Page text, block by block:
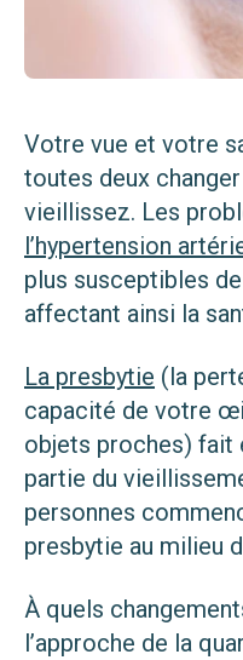
Votre vue et votre
toutes deux
vieillissez. Les
l’hypertension
plus susceptibles
affectant ainsi la
La presbytie (la
capacité de votre
objets proches) fait
partie du
personnes
presbytie au milieu
À quels
l’approche de la